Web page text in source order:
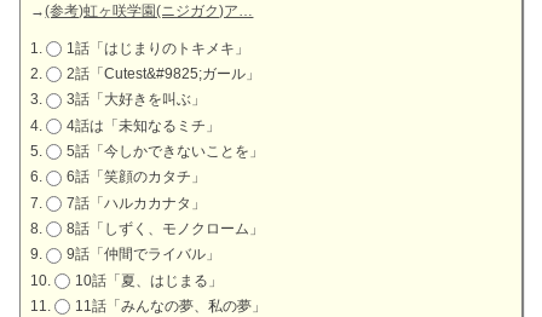
→(参考)虹ヶ咲学園(ニジガク)ア…
1話「はじまりのトキメキ」
2話「Cutest&#9825;ガール」
3話「大好きを叫ぶ」
4話は「未知なるミチ」
5話「今しかできないことを」
6話「笑顔のカタチ」
7話「ハルカカナタ」
8話「しずく、モノクローム」
9話「仲間でライバル」
10話「夏、はじまる」
11話「みんなの夢、私の夢」